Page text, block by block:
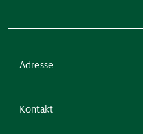
Adresse
Kontakt